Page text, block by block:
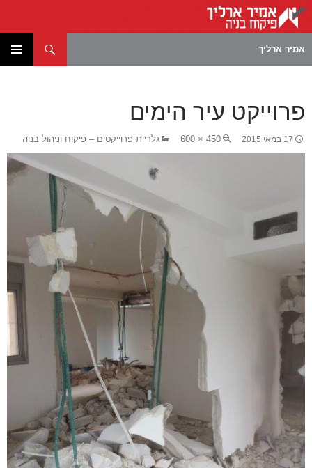
אמיר ארליך
פרוייקט עיר הימים
17 במאי 2015 450 × 600 גלריית פרוייקטים – פיקוח וניהול בניה